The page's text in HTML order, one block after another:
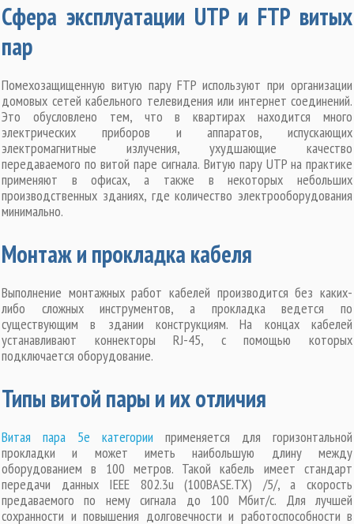
Сфера эксплуатации UTP и FTP витых
пар
Помехозащищенную витую пару FTP используют при организации
домовых сетей кабельного телевидения или интернет соединений.
Это обусловлено тем, что в квартирах находится много
электрических приборов и аппаратов, испускающих
электромагнитные излучения, ухудшающие качество
передаваемого по витой паре сигнала. Витую пару UTP на практике
применяют в офисах, а также в некоторых небольших
производственных зданиях, где количество электрооборудования
минимально.
Монтаж и прокладка кабеля
Выполнение монтажных работ кабелей производится без каких-
либо сложных инструментов, а прокладка ведется по
существующим в здании конструкциям. На концах кабелей
устанавливают коннекторы RJ-45, с помощью которых
подключается оборудование.
Типы витой пары и их отличия
Витая пара 5е категории применяется для горизонтальной
прокладки и может иметь наибольшую длину между
оборудованием в 100 метров. Такой кабель имеет стандарт
передачи данных IEEE 802.3u (100BASE.TX) /5/, а скорость
предаваемого по нему сигнала до 100 Мбит/с. Для лучшей
сохранности и повышения долговечности и работоспособности в